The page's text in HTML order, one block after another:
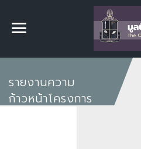
รายงานความ
ก้าวหน้าโครงการ